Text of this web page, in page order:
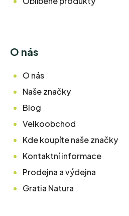
O nás
O nás
Naše značky
Blog
Velkoobchod
Kde koupíte naše značky
Kontaktní informace
Prodejna a výdejna
Gratia Natura